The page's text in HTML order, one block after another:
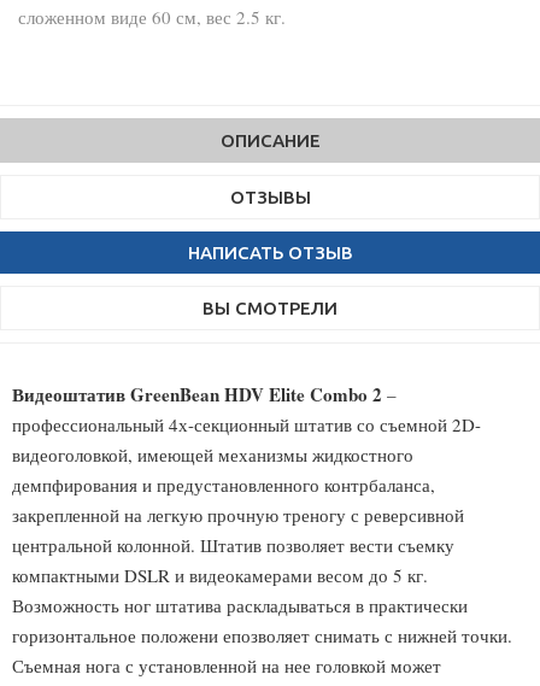
сложенном виде 60 см, вес 2.5 кг.
ОПИСАНИЕ
ОТЗЫВЫ
НАПИСАТЬ ОТЗЫВ
ВЫ СМОТРЕЛИ
Видеоштатив GreenBean HDV Elite Combo 2 –
профессиональный 4х-секционный штатив со съемной 2D-
видеоголовкой, имеющей механизмы жидкостного
демпфирования и предустановленного контрбаланса,
закрепленной на легкую прочную треногу с реверсивной
центральной колонной. Штатив позволяет вести съемку
компактными DSLR и видеокамерами весом до 5 кг.
Возможность ног штатива раскладываться в практически
горизонтальное положени епозволяет снимать с нижней точки.
Съемная нога с установленной на нее головкой может